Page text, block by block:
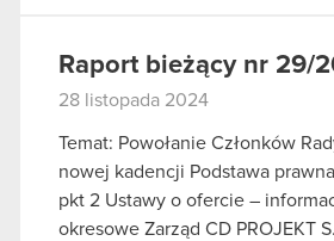
Raport bieżący nr 29/
28 listopada 2024
Temat: Powołanie Członków
nowej kadencji Podstawa
pkt 2 Ustawy o ofercie –
okresowe Zarząd CD PROJEKT